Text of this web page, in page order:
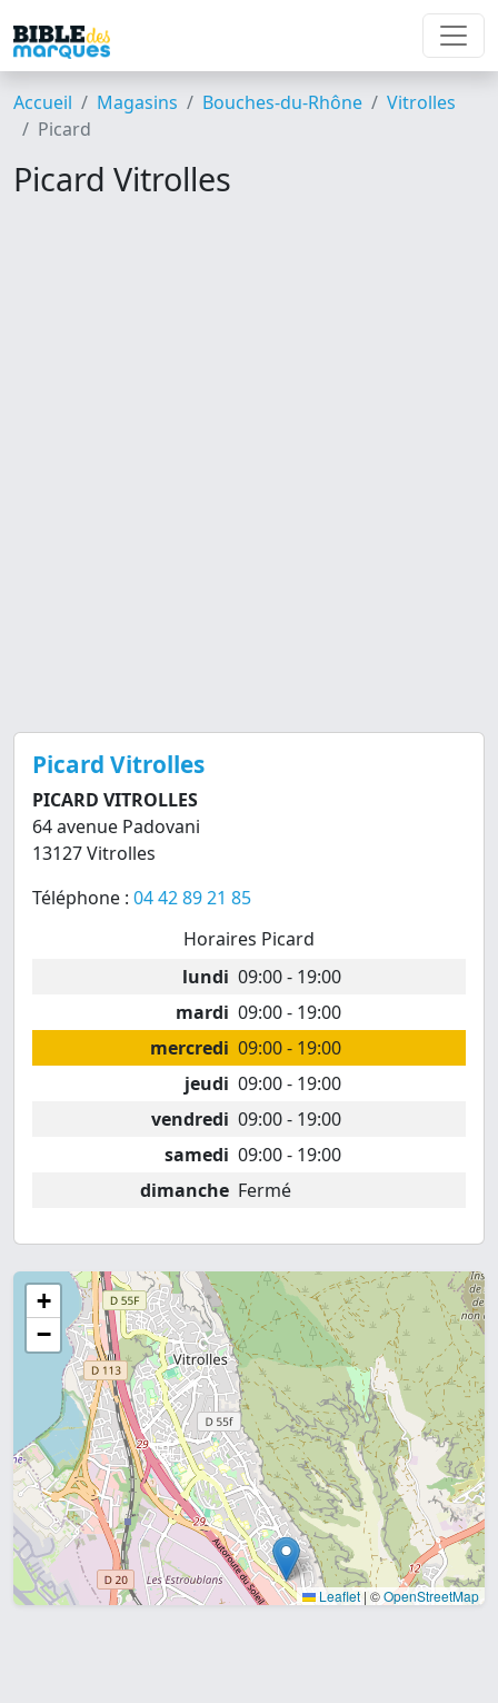
Accueil Magasins Bouches-du-Rhône
Vitrolles
Picard
Picard Vitrolles
Picard Vitrolles
PICARD VITROLLES
64 avenue Padovani
13127 Vitrolles
Téléphone : 04 42 89 21 85
Horaires Picard
lundi 09:00 - 19:00
mardi 09:00 - 19:00
mercredi 09:00 - 19:00
jeudi 09:00 - 19:00
vendredi 09:00 - 19:00
samedi 09:00 - 19:00
dimanche Fermé
+
−
Leaflet | ©OpenStreetMap